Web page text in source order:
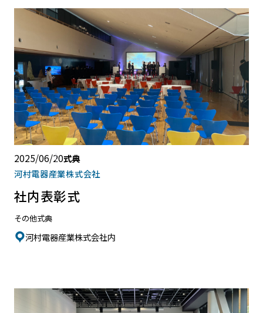
2025/06/20式典
河村電器産業株式会社
社内表彰式
その他式典
河村電器産業株式会社内